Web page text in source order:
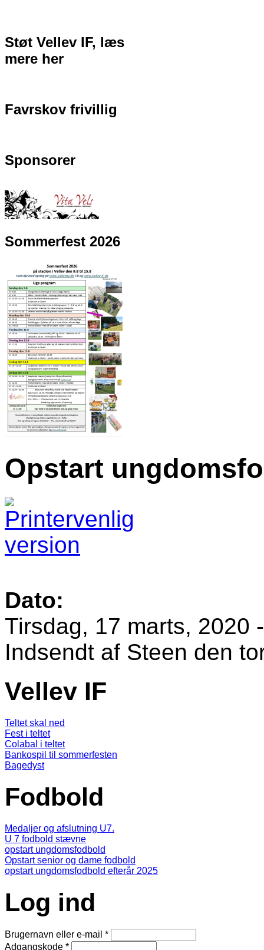
Støt Vellev IF, læs
mere her
Favrskov frivillig
Sponsorer
Sommerfest 2026
Opstart
Dato:
Tirsdag, 17 marts, 2020
Indsendt af Steen den
Vellev IF
Teltet skal ned
Fest i teltet
Colabal i teltet
Bankospil til sommerfesten
Bagedyst
Fodbold
Medaljer og afslutning U7.
U 7 fodbold stævne
opstart ungdomsfodbold
Opstart senior og dame fodbold
opstart ungdomsfodbold efterår 2025
Log ind
Brugernavn eller e-mail *
Adgangskode *